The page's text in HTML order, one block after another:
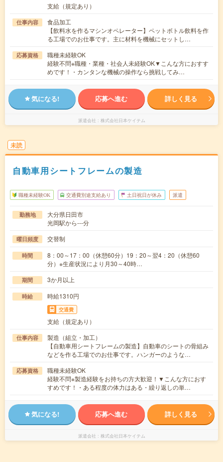
支給（規定あり）
仕事内容
食品加工
【飲料水を作るマシンオペレーター】ペットボトル飲料を作
る工場でのお仕事です。主に材料を機械にセットし…
応募資格
職種未経験OK
経験不問※職種・業種・社会人未経験OK▼こんな方におすす
めです！・カンタンな機械の操作なら挑戦してみ…
気になる! 応募へ進む 詳しく見る
派遣会社 株式会社日本ケイテム
未読
自動車用シートフレームの製造
職種未経験OK 交通費別途支給あり 土日祝日が休み 派遣
勤務地
大分県日田市
光岡駅から---分
曜日頻度 交替制
時間
8：00～17：00（休憩60分）19：20～翌4：20（休憩60
分）※生産状況により月30～40時…
期間 3か月以上
時給 時給1310円
交通費
支給（規定あり）
仕事内容
製造（組立・加工）
【自動車用シートフレームの製造】自動車のシートの骨組み
などを作る工場でのお仕事です。ハンガーのような…
応募資格
職種未経験OK
経験不問※製造経験をお持ちの方大歓迎！▼こんな方におす
すめです！・ある程度の体力はある・繰り返しの単…
気になる! 応募へ進む 詳しく見る
派遣会社 株式会社日本ケイテム